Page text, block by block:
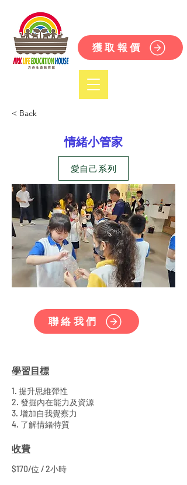
獲取報價
< Back
情緒小管家
愛自己系列
聯絡我們
學習目標
1. 提升思維彈性
2. 發掘內在能力及資源
3. 增加自我覺察力
4. 了解情緒特質
收費
$170/位 / 2小時